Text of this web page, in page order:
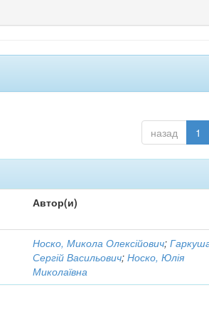
назад 1
Автор(и)
Носко, Микола Олексійович;
Сергій Васильович;Носко, Юлія
Миколаївна